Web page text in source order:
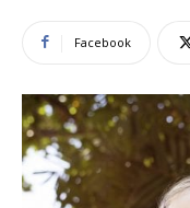
Facebook